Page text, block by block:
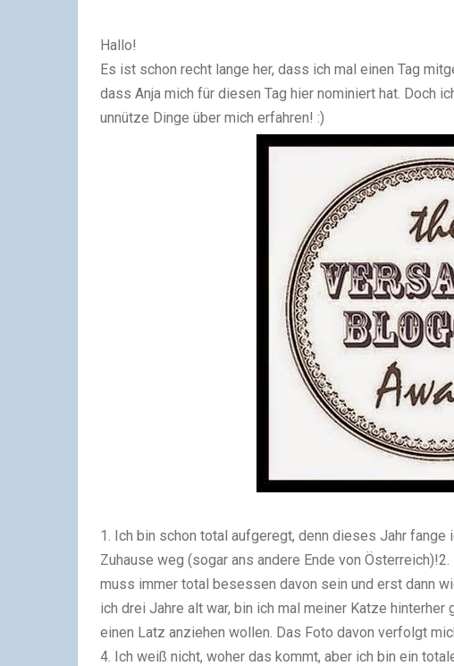
Hallo!
Es ist schon recht lange her, dass ich mal einen Tag
dass Anja mich für diesen Tag hier nominiert hat. Doch
unnütze Dinge über mich erfahren! :)
1. Ich bin schon total aufgeregt, denn dieses Jahr
Zuhause weg (sogar ans andere Ende von Österreich)!2.
muss immer total besessen davon sein und erst dann
ich drei Jahre alt war, bin ich mal meiner Katze
einen Latz anziehen wollen. Das Foto davon verfolgt
4. Ich weiß nicht, woher das kommt, aber ich bin ein